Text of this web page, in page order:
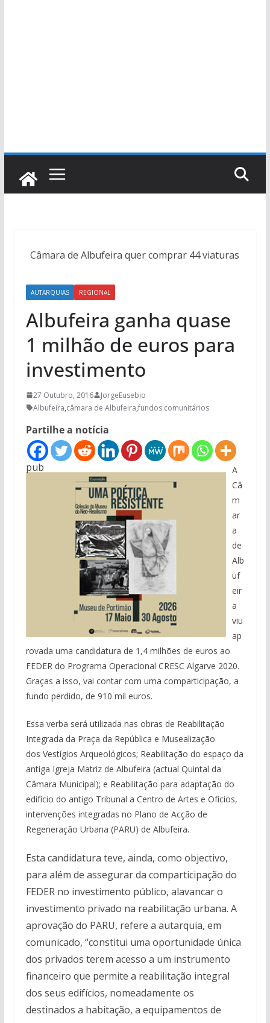
Câmara de Albufeira quer comprar 44 viaturas
AUTARQUIAS REGIONAL
Albufeira ganha quase
1 milhão de euros para
investimento
27 Outubro, 2016
JorgeEusebio
Albufeira,câmara de Albufeira,fundos comunitários
Partilhe a notícia
pub
A
Câ
m
ar
a
de
Alb
uf
eir
a
viu
ap
rovada uma candidatura de 1,4 milhões de euros ao
FEDER do Programa Operacional CRESC Algarve 2020.
Graças a isso, vai contar com uma comparticipação, a
fundo perdido, de 910 mil euros.
Essa verba será utilizada nas obras de Reabilitação
Integrada da Praça da República e Musealização
dos Vestígios Arqueológicos; Reabilitação do espaço da
antiga Igreja Matriz de Albufeira (actual Quintal da
Câmara Municipal); e Reabilitação para adaptação do
edifício do antigo Tribunal a Centro de Artes e Ofícios,
intervenções integradas no Plano de Acção de
Regeneração Urbana (PARU) de Albufeira.
Esta candidatura teve, ainda, como objectivo,
para além de assegurar da comparticipação do
FEDER no investimento público, alavancar o
investimento privado na reabilitação urbana. A
aprovação do PARU, refere a autarquia, em
comunicado, “constitui uma oportunidade única
dos privados terem acesso a um instrumento
financeiro que permite a reabilitação integral
dos seus edifícios, nomeadamente os
destinados a habitação, a equipamentos de